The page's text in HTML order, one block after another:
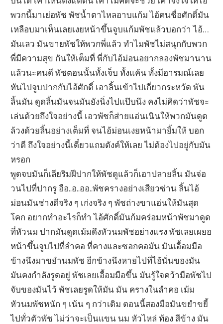
พวกนี้มาเย่อพัช พัชน้ำตาไหลอาบแก้ม ไอ้คนชื่อศักดิ์มัน
เหลือบมาเห็นเลยเงยหน้าขึ้นจูบแก้มพัชแล้วบอกว่า ไอ้…
มันเลว มันขายพัชให้พวกพี่แล้ว ทำไมพัชไม่สนุกกับพวก
พี่มีความสุข กันให้เต็มที่ พี่กับไอ้ม่อนอยากลองพัชมานาน
แล้วนะคนดี พัชตอนนั้นทั้งเจ็บ ทั้งแค้น ทั้งมีอารมณ์เลย
หันไปจูบปากกับไอ้ศักดิ์ เอาลิ้นเข้าไปเกี่ยวกระหวัด พัน
ลิ้นมัน ดูดลิ้นมันจนมันยังนิ่งไปแป๊บนึง คงไม่คิดว่าพัชจะ
เล่นด้วยถึงใจอย่างนี้ เอวพัชก็ส่ายแอ่นเนินให้พวกมันดูด
ล้วงด้วยลิ้นอย่างเต็มที่ จนไอ้ม่อนเงยหน้ามายิ้มให้ บอก
ว่าดี ถึงใจอย่างนี้เดี๋ยวแถมตังค์ให้เลย ไม่ต้องไปอยู่กับมัน
หรอก
พูดจบมันก็เลียริมฝีปากให้พัชดูแล้วก็เอาปลายลิ้น มันจ่อ
วนไปที่ปากรู อือ..อ..ออ..พัชครางอย่างเสียวซ่าน ลิ้นไอ้
ม่อนมันช่างดีจริง ๆ เก่งจริง ๆ พัชถ่างขาแอ่นให้มันสุด
โคก อยากทำอะไรก็ทำ ไอ้ศักดิ์มันก้มคร่อมหน้าพัชมาดูด
ที่หัวนม ปากมันดูดเม้มดึงหัวนมพัชอย่างแรง พัชเลยเผยอ
หน้าขึ้นจูบไปที่ลำคอ ที่คางและซอกคอมัน มันเอื้อมมือ
ข้างนึงมาขยำนมพัช อีกข้างนึงหายไปที่ไอ้นั่นของมัน
มันคงกำลังรูดอยู่ พัชเลยเอื้อมมือขึ้น มันรู้ใจคว้ามือพัชไป
จับของมันไว้ พัชเลยรูดให้มัน มัน ครางในลำคอ เม้ม
หัวนมพัชหนัก ๆ เน้น ๆ กว่าเดิม ตอนนี้สองมือมันขยำขยี้
ไปทั่วตัวพัช ไม่ว่าจะเป็นแขน นม หัวไหล่ ท้อง สีข้าง มัน